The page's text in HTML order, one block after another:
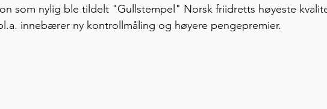
som nylig ble tildelt "Gullstempel" Norsk friidretts høyeste
innebærer ny kontrollmåling og høyere pengepremier.